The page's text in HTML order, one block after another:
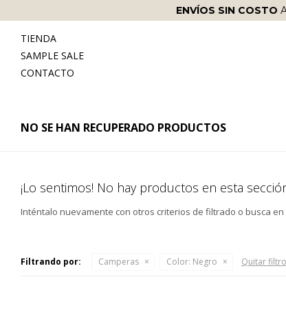
ENVÍOS SIN COSTO
TIENDA
SAMPLE SALE
CONTACTO
NO SE HAN RECUPERADO PRODUCTOS
¡Lo sentimos! No hay productos en esta
Inténtalo nuevamente con otros criterios de filtrado o busca
Filtrando por: Camperas Color: Negro Quitar